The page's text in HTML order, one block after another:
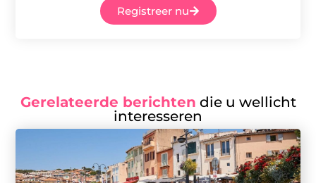
Registreer nu
Gerelateerde berichten die u wellicht
interesseren